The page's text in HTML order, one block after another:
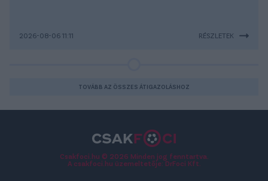
2026-08-06 11:11 RÉSZLETEK
TOVÁBB AZ ÖSSZES ÁTIGAZOLÁSHOZ
Csakfoci.hu © 2026 Minden jog fenntartva.
A csakfoci.hu üzemeltetője: DrFoci Kft.